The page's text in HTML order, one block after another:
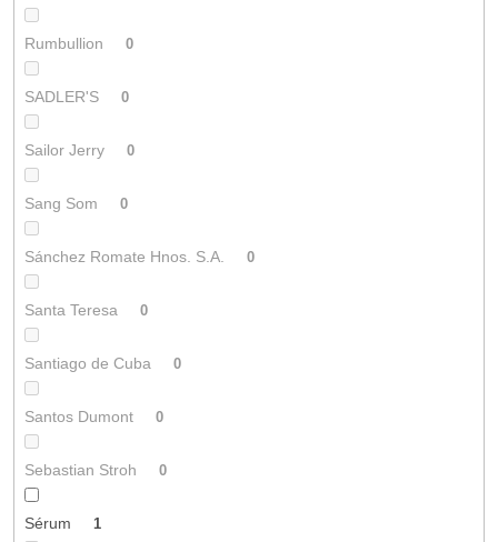
Rumbullion 0
SADLER'S 0
Sailor Jerry 0
Sang Som 0
Sánchez Romate Hnos. S.A. 0
Santa Teresa 0
Santiago de Cuba 0
Santos Dumont 0
Sebastian Stroh 0
Sérum 1